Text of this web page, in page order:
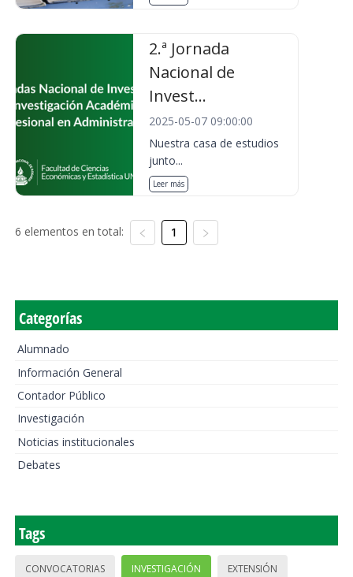
2.ª Jornada
Nacional de
Invest...
2025-05-07 09:00:00
Nuestra casa de estudios
junto...
Leer más
6 elementos en total: 1
Categorías
Alumnado
Información General
Contador Público
Investigación
Noticias institucionales
Debates
Tags
CONVOCATORIAS INVESTIGACIÓN EXTENSIÓN